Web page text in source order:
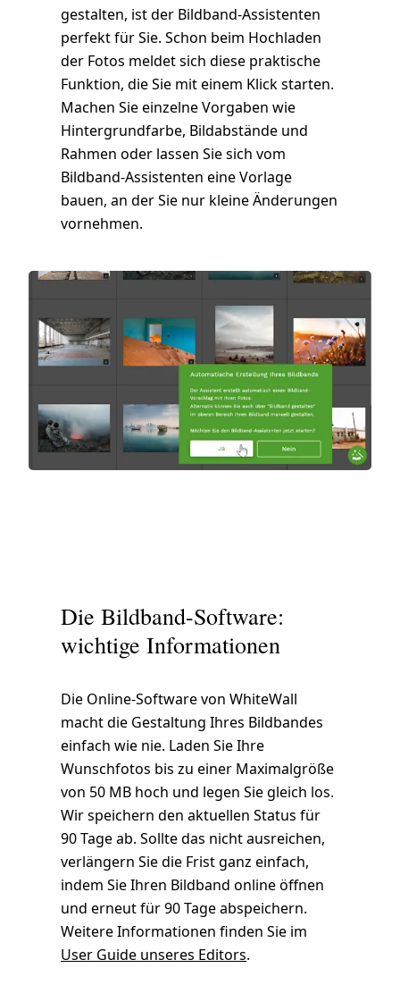
gestalten, ist der Bildband-Assistenten
perfekt für Sie. Schon beim Hochladen
der Fotos meldet sich diese praktische
Funktion, die Sie mit einem Klick starten.
Machen Sie einzelne Vorgaben wie
Hintergrundfarbe, Bildabstände und
Rahmen oder lassen Sie sich vom
Bildband-Assistenten eine Vorlage
bauen, an der Sie nur kleine Änderungen
vornehmen.
Die Bildband-Software:
wichtige Informationen
Die Online-Software von WhiteWall
macht die Gestaltung Ihres Bildbandes
einfach wie nie. Laden Sie Ihre
Wunschfotos bis zu einer Maximalgröße
von 50 MB hoch und legen Sie gleich los.
Wir speichern den aktuellen Status für
90 Tage ab. Sollte das nicht ausreichen,
verlängern Sie die Frist ganz einfach,
indem Sie Ihren Bildband online öffnen
und erneut für 90 Tage abspeichern.
Weitere Informationen finden Sie im
User Guide unseres Editors.